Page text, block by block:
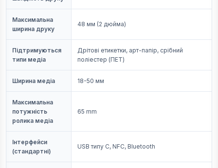
Максимальна
ширина друку
48 мм (2 дюйма)
Підтримуються
типи медіа
Дрітові етикетки, арт-папір, срібний
поліестер (ПЕТ)
Ширина медіа 18-50 мм
Максимальна
потужність
ролика медіа
65 mm
Інтерфейси
(стандартні)
USB типу C, NFC, Bluetooth